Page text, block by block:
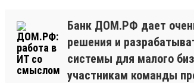
Банк ДОМ.РФ дает
решения и
системы для малого
участникам команды